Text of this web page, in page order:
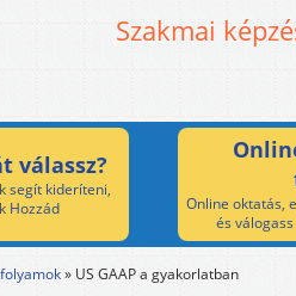
Szakmai
válassz?
segít kideríteni,
Hozzád
Online oktatás,
és
» US GAAP a gyakorlatban